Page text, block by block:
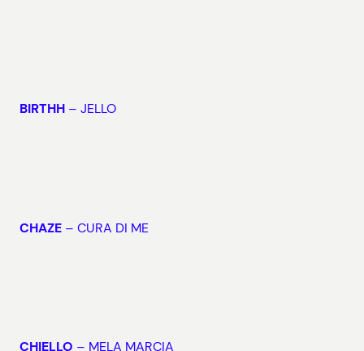
BIRTHH – JELLO
CHAZE – CURA DI ME
CHIELLO – MELA MARCIA